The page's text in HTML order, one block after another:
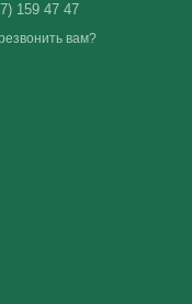
159 47 47
вам?